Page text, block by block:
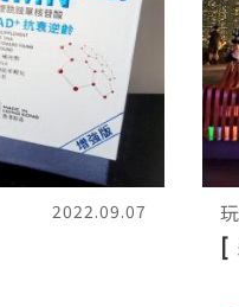
2022.09.07
[